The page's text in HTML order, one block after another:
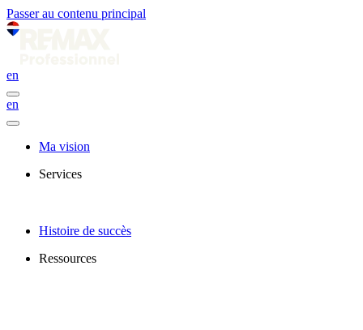
Passer au contenu principal
en
en
Ma vision
Services
Histoire de succès
Ressources